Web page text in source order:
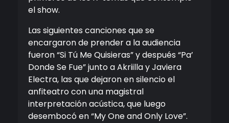
el show.
Las siguientes canciones que se
encargaron de prender a la audiencia
fueron “Si Tú Me Quisieras” y después “Pa’
Donde Se Fue” junto a Akriilla y Javiera
Electra, las que dejaron en silencio el
anfiteatro con una magistral
interpretación acústica, que luego
desembocó en “My One and Only Love”.